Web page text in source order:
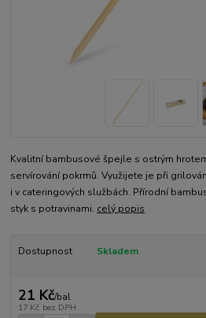
Kvalitní bambusové špejle s ostrým
servírování pokrmů. Využijete je při
i v cateringových službách. Přírodní
styk s potravinami. celý popis
Dostupnost Skladem
21 Kč/bal
17 Kč bez DPH